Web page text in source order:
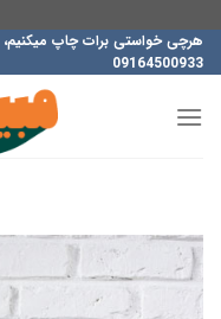
محتوا
بروید
هرچی خواستی برات چاپ میکنیم،
09164500933